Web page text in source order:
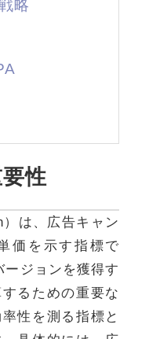
略
性
は、広告キャン
価を示す指標で
ジョンを獲得す
るための重要な
性を測る指標と